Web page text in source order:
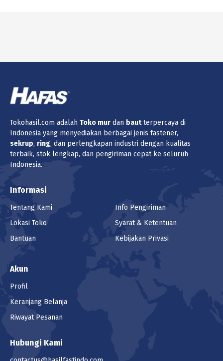
Tokohasil.com adalah Toko mur dan bautterpercaya di
Indonesia yang menyediakan berbagai jenis fastener,
sekrup, ring, dan perlengkapan industri dengan kualitas
terbaik, stok lengkap, dan pengiriman cepat ke seluruh
Indonesia.
Informasi
Tentang Kami
Lokasi Toko
Bantuan
Info Pengiriman
Syarat & Ketentuan
Kebijakan Privasi
Akun
Profil
Keranjang Belanja
Riwayat Pesanan
Hubungi Kami